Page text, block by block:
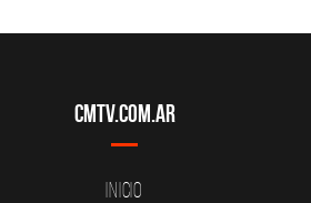
CMTV.com.ar
Inicio